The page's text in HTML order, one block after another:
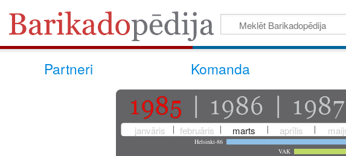
Partneri Komanda
janvāris februāris marts aprīlis
Helsinki-86
VAK